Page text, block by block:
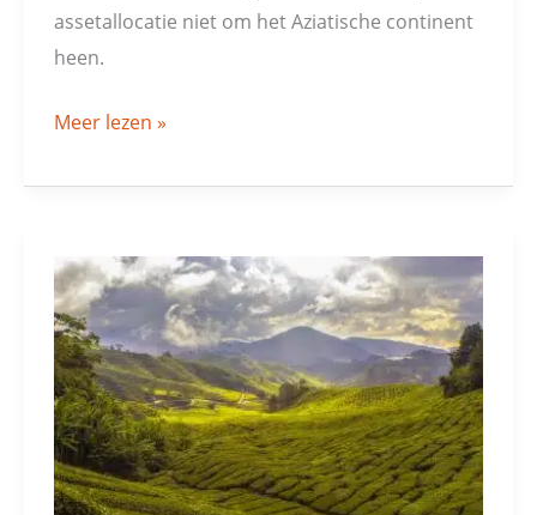
assetallocatie niet om het Aziatische continent
heen.
Meer lezen »
Grote
beleggers
geven
de
voorkeur
aan
Azië